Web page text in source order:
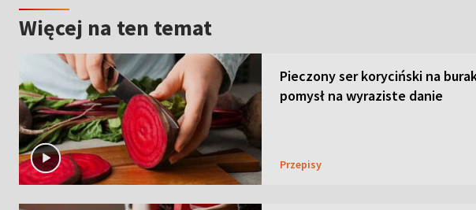
Więcej na ten temat
Pieczony ser koryciński na
pomysł na wyraziste danie
Przepisy